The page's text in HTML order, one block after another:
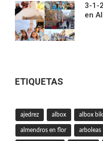
3-1-
en
ETIQUETAS
ajedrez albox albox
almendros en flor arboleas